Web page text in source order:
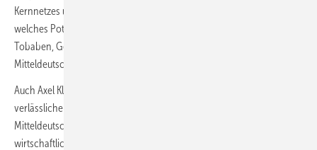
Kernnetzes und das große Engagement regionaler Akteure zeigen,
welches Potenzial in Mitteldeutschland steckt“, sagte Jörn-Heinrich
Tobaben, Geschäftsführer der Europäischen Metropolregion
Mitteldeutschland.
Auch Axel Klug, Geschäftsführer des Hypos.V., betonte die Bedeutung
verlässlicher Rahmenbedingungen: „Die Projektfortschritte in
Mitteldeutschland zeigen, dass das Zusammenspiel von
wirtschaftlichem Engagement, technologischer Innovation und